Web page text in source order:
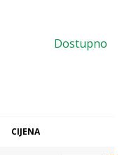
Dostupno
CIJENA